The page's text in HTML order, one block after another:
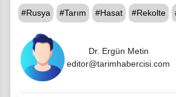
#Rusya #Tarım #Hasat #Rekolte
Dr. Ergün Metin
editor@tarimhabercisi.com